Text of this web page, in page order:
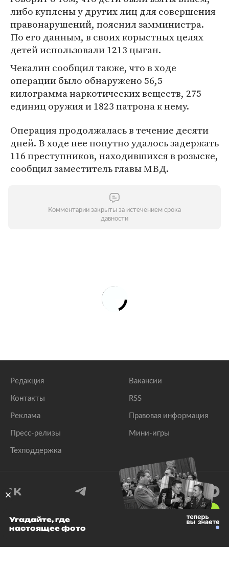
либо куплены у других лиц для совершения
правонарушений, пояснил замминистра.
По его данным, в своих корыстных целях
детей использовали 1213 цыган.
Чекалин сообщил также, что в ходе
операции было обнаружено 56,5
килограмма наркотических веществ, 275
единиц оружия и 1823 патрона к нему.
Операция продолжалась в течение десяти
дней. В ходе нее попутно удалось задержать
116 преступников, находившихся в розыске,
сообщил заместитель главы МВД.
Комментарии закрыты за истечением срока
давности
Редакция
Контакты
Реклама
Пресс-релизы
Техподдержка
Вакансии
RSS
Правовая информация
Мини-игры
© 1999–2026 Все права защищены.
Угадайте, где
настоящее фото